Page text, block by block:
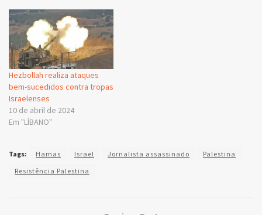
Hezbollah realiza ataques
bem-sucedidos contra tropas
Israelenses
10 de abril de 2024
Em "LÍBANO"
Tags: Hamas Israel Jornalista assassinado
Palestina
Resistência Palestina